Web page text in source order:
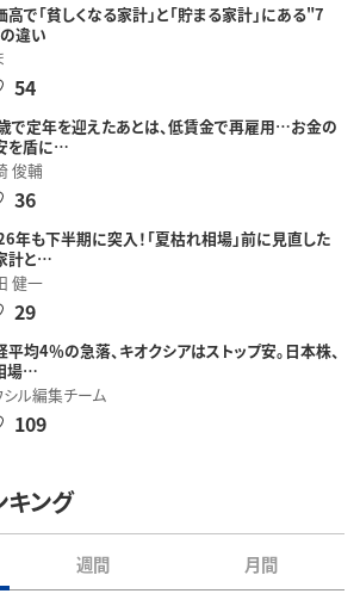
高で「貧しくなる家計」と「貯まる家計」にある"7
違い
54
で定年を迎えたあとは、低賃金で再雇用…お金の
を盾に…
俊輔
36
年も下半期に突入！「夏枯れ相場」前に見直した
計と…
健一
29
平均4％の急落、キオクシアはストップ安。日本株、
場…
シル編集チーム
109
キング
週間 月間